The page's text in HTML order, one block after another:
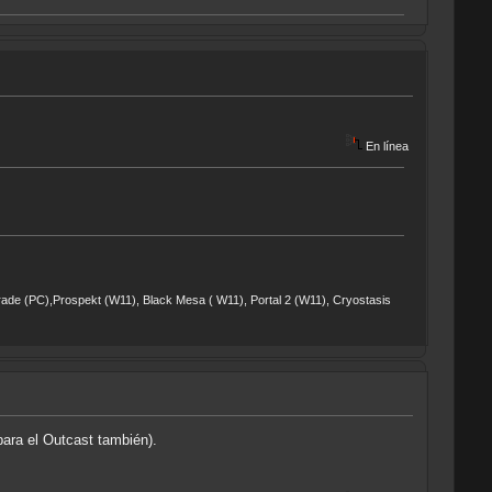
En línea
(PC),Prospekt (W11), Black Mesa ( W11), Portal 2 (W11), Cryostasis
el Outcast también).